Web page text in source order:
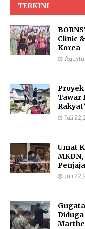
TERKINI
Clinic
Korea
Tawar
Juli 22,
Umat
Juli 22,